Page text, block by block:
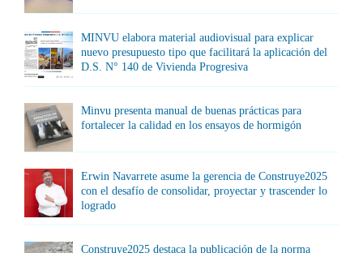
MINVU elabora material audiovisual para explicar
nuevo presupuesto tipo que facilitará la aplicación del
D.S. N° 140 de Vivienda Progresiva
Minvu presenta manual de buenas prácticas para
fortalecer la calidad en los ensayos de hormigón
Erwin Navarrete asume la gerencia de Construye2025
con el desafío de consolidar, proyectar y trascender lo
logrado
Construye2025 destaca la publicación de la norma